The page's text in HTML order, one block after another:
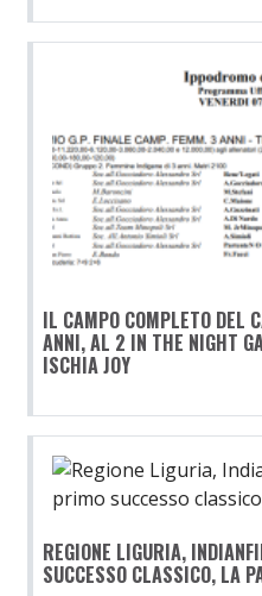
IL CAMPO COMPLETO DEL
ANNI, AL 2 IN THE NIGHT
ISCHIA JOY
REGIONE LIGURIA,
SUCCESSO CLASSICO, LA